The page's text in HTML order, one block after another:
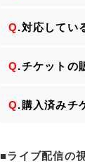
Q.対応してい
Q.チケットの
Q.購入済みチ
■ライブ配信の